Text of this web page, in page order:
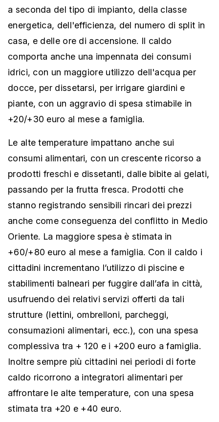
a seconda del tipo di impianto, della classe
energetica, dell'efficienza, del numero di split in
casa, e delle ore di accensione. Il caldo
comporta anche una impennata dei consumi
idrici, con un maggiore utilizzo dell'acqua per
docce, per dissetarsi, per irrigare giardini e
piante, con un aggravio di spesa stimabile in
+20/+30 euro al mese a famiglia.
Le alte temperature impattano anche sui
consumi alimentari, con un crescente ricorso a
prodotti freschi e dissetanti, dalle bibite ai gelati,
passando per la frutta fresca. Prodotti che
stanno registrando sensibili rincari dei prezzi
anche come conseguenza del conflitto in Medio
Oriente. La maggiore spesa è stimata in
+60/+80 euro al mese a famiglia. Con il caldo i
cittadini incrementano l’utilizzo di piscine e
stabilimenti balneari per fuggire dall’afa in città,
usufruendo dei relativi servizi offerti da tali
strutture (lettini, ombrelloni, parcheggi,
consumazioni alimentari, ecc.), con una spesa
complessiva tra + 120 e i +200 euro a famiglia.
Inoltre sempre più cittadini nei periodi di forte
caldo ricorrono a integratori alimentari per
affrontare le alte temperature, con una spesa
stimata tra +20 e +40 euro.